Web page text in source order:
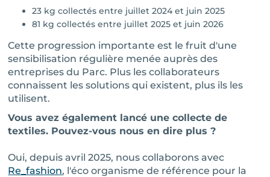
23 kg collectés entre juillet 2024 et juin 2025
81 kg collectés entre juillet 2025 et juin 2026
Cette progression importante est le fruit d'une
sensibilisation régulière menée auprès des
entreprises du Parc. Plus les collaborateurs
connaissent les solutions qui existent, plus ils les
utilisent.
Vous avez également lancé une collecte de
textiles. Pouvez-vous nous en dire plus ?
Oui, depuis avril 2025, nous collaborons avec
Re_fashion, l'éco organisme de référence pour la